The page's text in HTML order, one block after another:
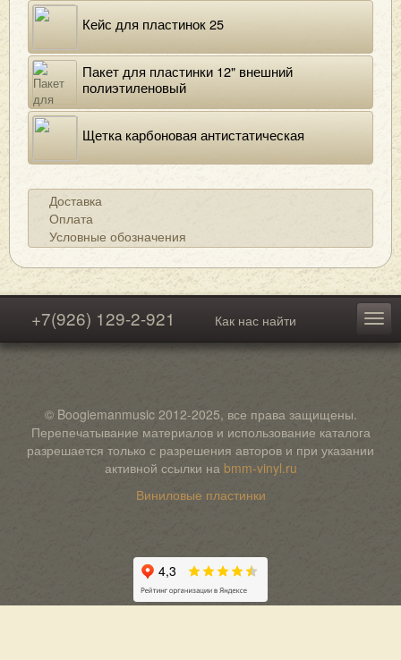
Кейс для пластинок 25
Пакет для пластинки 12" внешний
полиэтиленовый
Щетка карбоновая антистатическая
Доставка
Оплата
Условные обозначения
+7(926) 129-2-921 Как нас найти
© Boogiemanmusic 2012-2025, все права защищены.
Перепечатывание материалов и использование каталога
разрешается только с разрешения авторов и при указании
активной ссылки на bmm-vinyl.ru
Виниловые пластинки